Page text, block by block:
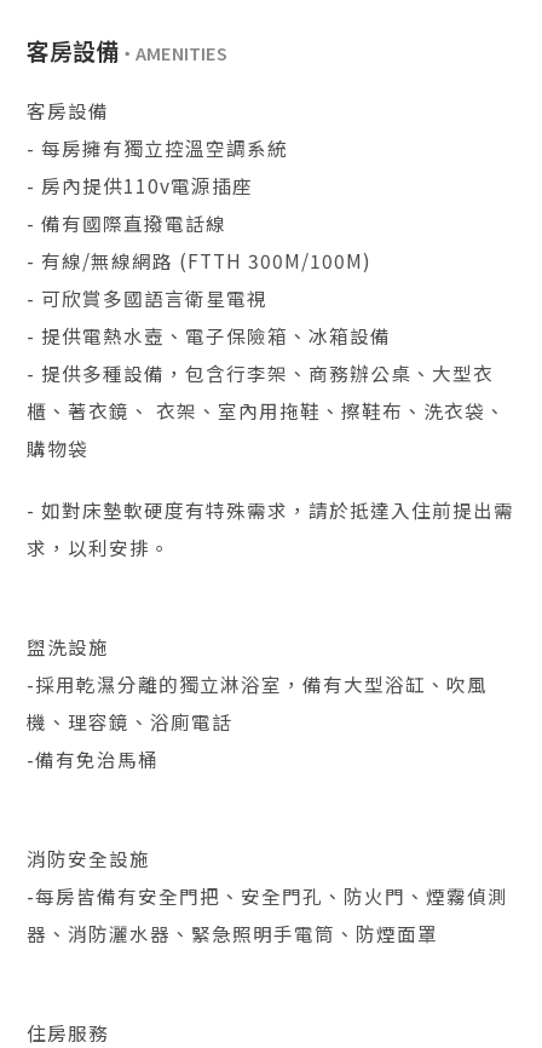
客房設備
客房設備
- 每房擁有獨立控溫空調系統
- 房內提供110v電源插座
- 備有國際直撥電話線
- 有線/無線網路 (FTTH 300M/100M)
- 可欣賞多國語言衛星電視
- 提供電熱水壺、電子保險箱、冰箱設備
- 提供多種設備，包含行李架、商務辦公桌、大型衣
櫃、著衣鏡、 衣架、室內用拖鞋、擦鞋布、洗衣袋、
購物袋
- 如對床墊軟硬度有特殊需求，請於抵達入住前提出需
求，以利安排。
盥洗設施
-採用乾濕分離的獨立淋浴室，備有大型浴缸、吹風
機、理容鏡、浴廁電話
-備有免治馬桶
消防安全設施
-每房皆備有安全門把、安全門孔、防火門、煙霧偵測
器、消防灑水器、緊急照明手電筒、防煙面罩
住房服務